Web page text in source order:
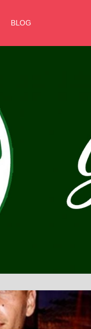
BLOG